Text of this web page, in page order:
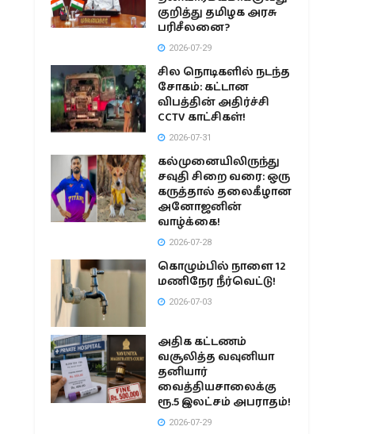
குறித்து தமிழக அரசு
பரிசீலனை?
2026-07-29
சில நொடிகளில் நடந்த
சோகம்: கட்டான
விபத்தின் அதிர்ச்சி
CCTV காட்சிகள்!
2026-07-31
கல்முனையிலிருந்து
சவுதி சிறை வரை: ஒரு
கருத்தால் தலைகீழான
அனோஜனின்
வாழ்க்கை!
2026-07-28
கொழும்பில் நாளை 12
மணிநேர நீர்வெட்டு!
2026-07-03
அதிக கட்டணம்
வசூலித்த வவுனியா
தனியார்
வைத்தியசாலைக்கு
ரூ.5 இலட்சம் அபராதம்!
2026-07-29